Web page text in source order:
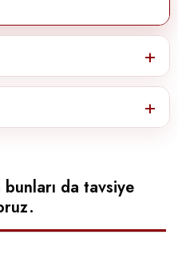
bunları da tavsiye